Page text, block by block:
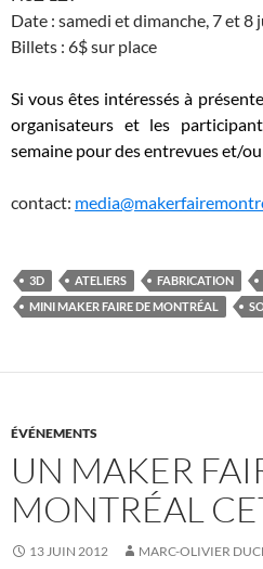
Date : samedi et dimanche, 7 et 8
Billets : 6$ sur place
Si vous êtes intéressés à
organisateurs et les
semaine pour des entrevues et/
contact:
3D ATELIERS FABRICATION
MINI MAKER FAIRE DE MONTRÉAL
ÉVÉNEMENTS
UN MAKER
MONTRÉAL
13 JUIN 2012 MARC-OLIVIER